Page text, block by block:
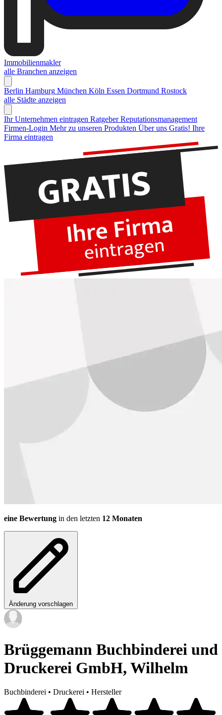
Immobilienmakler
alle Branchen anzeigen
Berlin Hamburg München Köln Essen Dortmund Rostock
alle Städte anzeigen
Ihr Unternehmen eintragen Ratgeber Reputationsmanagement
Firmen-Login Mehr zu unseren Produkten Über uns Gratis! Ihre
Firma eintragen
eine Bewertung in den letzten 12 Monaten
Änderung vorschlagen
Brüggemann Buchbinderei und
Druckerei GmbH, Wilhelm
Buchbinderei • Druckerei • Hersteller